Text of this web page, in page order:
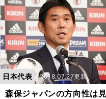
ポ
ル
テ
ィ
ー
バ
森保ジャパンの方向性は
2018.07.27更新
日本代表